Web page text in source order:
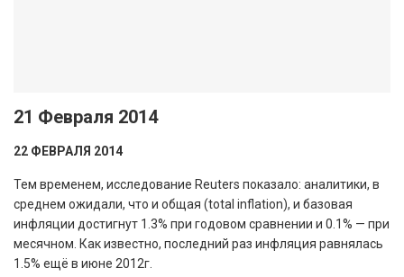
21 Февраля 2014
22 ФЕВРАЛЯ 2014
Тем временем, исследование Reuters показало: аналитики, в
среднем ожидали, что и общая (total inflation), и базовая
инфляции достигнут 1.3% при годовом сравнении и 0.1% — при
месячном. Как известно, последний раз инфляция равнялась
1.5% ещё в июне 2012г.